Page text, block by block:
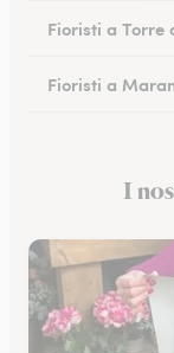
Fioristi a Torre
Fioristi a
Fioristi aI